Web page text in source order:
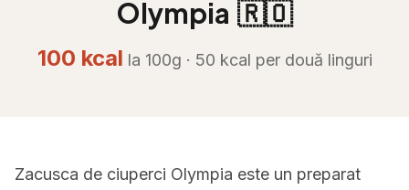
Olympia 🇷🇴
100 kcal la 100g · 50 kcal per două linguri
Zacusca de ciuperci Olympia este un preparat